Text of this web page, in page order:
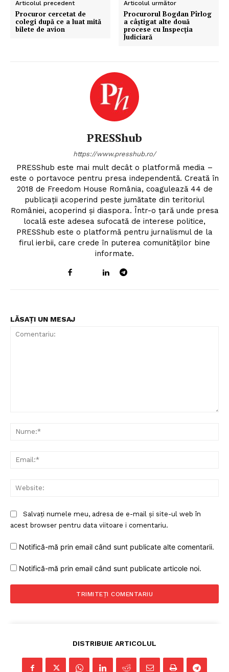
Articolul precedent
Procuror cercetat de
colegi după ce a luat mită
bilete de avion
Articolul următor
Procurorul Bogdan Pîrlog
a câștigat alte două
procese cu Inspecția
Judiciară
PRESShub
https://www.presshub.ro/
PRESShub este mai mult decât o platformă media –
este o portavoce pentru presa independentă. Creată în
2018 de Freedom House România, coagulează 44 de
publicații acoperind peste jumătate din teritoriul
României, acoperind și diaspora. Într-o țară unde presa
locală este adesea sufocată de interese politice,
PRESShub este o platformă pentru jurnalismul de la
firul ierbii, care crede în puterea comunităților bine
informate.
LĂSAȚI UN MESAJ
Salvați numele meu, adresa de e-mail și site-ul web în
acest browser pentru data viitoare i comentariu.
Notifică-mă prin email când sunt publicate alte comentarii.
Notifică-mă prin email când sunt publicate articole noi.
DISTRIBUIE ARTICOLUL